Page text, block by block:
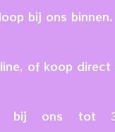
bij ons binnen.
of koop direct
bij ons tot